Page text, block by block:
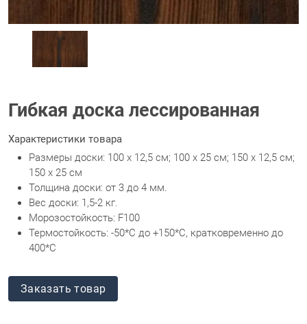
Гибкая доска лессированная
Характеристики товара
Размеры доски: 100 х 12,5 см; 100 х 25 см; 150 х 12,5 см;
150 х 25 см
Толщина доски: от 3 до 4 мм.
Вес доски: 1,5-2 кг.
Морозостойкость: F100
Термостойкость: -50*С до +150*С, кратковременно до
400*C
Заказать товар